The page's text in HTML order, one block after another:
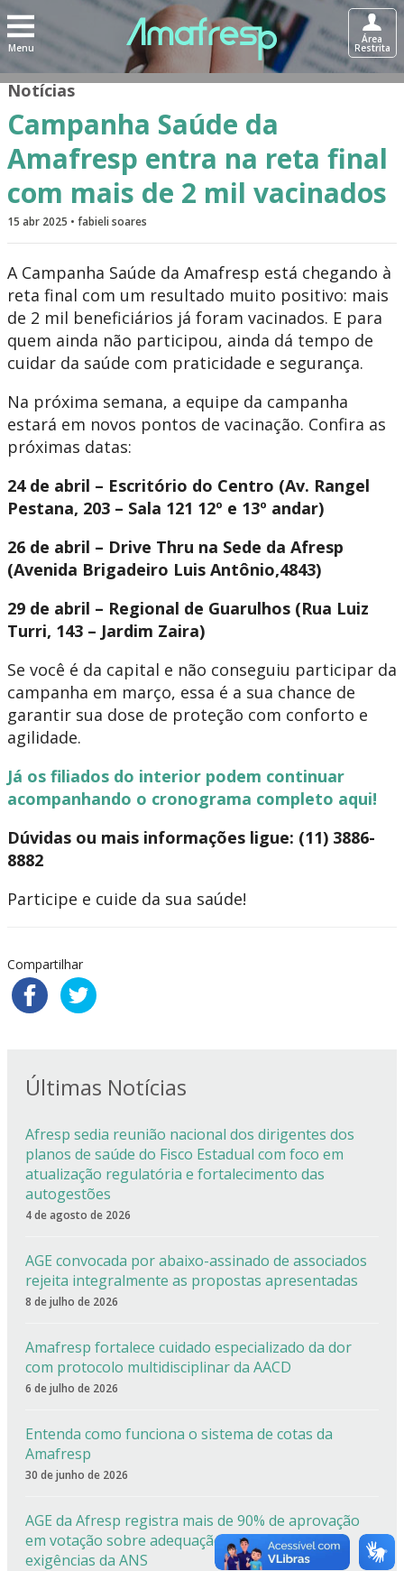
Menu
Área
Restrita
Notícias
Campanha Saúde da
Amafresp entra na reta final
com mais de 2 mil vacinados
15 abr 2025 • fabieli soares
A Campanha Saúde da Amafresp está chegando à
reta final com um resultado muito positivo: mais
de 2 mil beneficiários já foram vacinados. E para
quem ainda não participou, ainda dá tempo de
cuidar da saúde com praticidade e segurança.
Na próxima semana, a equipe da campanha
estará em novos pontos de vacinação. Confira as
próximas datas:
24 de abril – Escritório do Centro (Av. Rangel
Pestana, 203 – Sala 121 12º e 13º andar)
26 de abril – Drive Thru na Sede da Afresp
(Avenida Brigadeiro Luis Antônio,4843)
29 de abril – Regional de Guarulhos (Rua Luiz
Turri, 143 – Jardim Zaira)
Se você é da capital e não conseguiu participar da
campanha em março, essa é a sua chance de
garantir sua dose de proteção com conforto e
agilidade.
Já os filiados do interior podem continuar
acompanhando o cronograma completo aqui!
Dúvidas ou mais informações ligue: (11) 3886-
8882
Participe e cuide da sua saúde!
Compartilhar
Últimas Notícias
Afresp sedia reunião nacional dos dirigentes dos
planos de saúde do Fisco Estadual com foco em
atualização regulatória e fortalecimento das
autogestões
4 de agosto de 2026
AGE convocada por abaixo-assinado de associados
rejeita integralmente as propostas apresentadas
8 de julho de 2026
Amafresp fortalece cuidado especializado da dor
com protocolo multidisciplinar da AACD
6 de julho de 2026
Entenda como funciona o sistema de cotas da
Amafresp
30 de junho de 2026
AGE da Afresp registra mais de 90% de aprovação
em votação sobre adequação estatutária às
exigências da ANS